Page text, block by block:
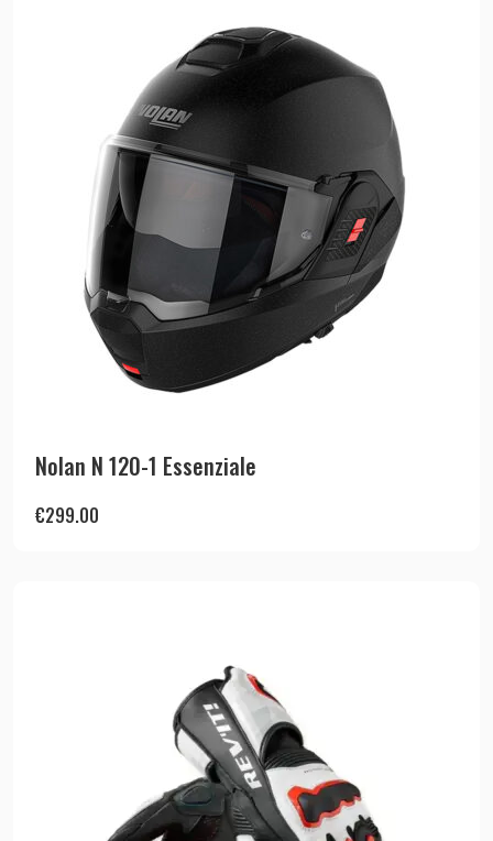
Nolan N 120-1 Essenziale
€299.00